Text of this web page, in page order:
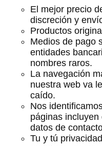
El mejor precio
discreción y
Productos
Medios de pago
entidades
nombres raros.
La navegación
nuestra web va
caído.
Nos
páginas
datos de
Tu y tú